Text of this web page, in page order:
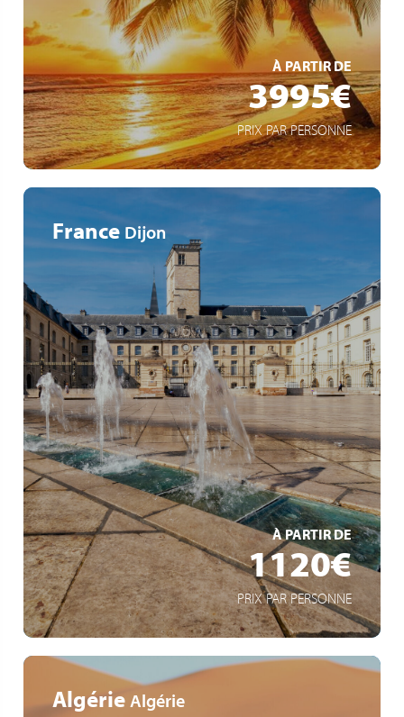
À PARTIR DE
3995€
PRIX PAR PERSONNE
Circuit intensif d'île en île
EN SAVOIR +
France Dijon
À PARTIR DE
1120€
PRIX PAR PERSONNE
Dijon
Beaune
Dégustation de Moutarde
EN SAVOIR +
Algérie Algérie